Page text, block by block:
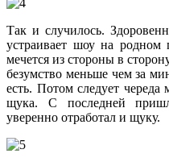
Так и случилось.
устраивает шоу на родном
мечется из стороны в
безумство меньше чем за
есть. Потом следует
щука. С последней
уверенно отработал и щуку.